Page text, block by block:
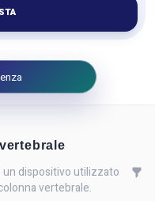
un dispositivo utilizzato
vertebrale.